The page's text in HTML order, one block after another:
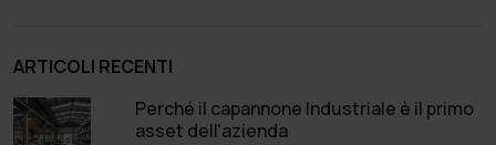
ARTICOLI RECENTI
Perché il capannone Industriale è il primo
asset dell'azienda